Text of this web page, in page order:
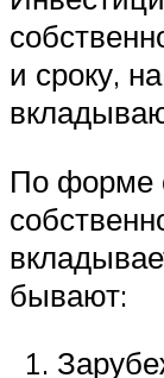
и сроку,
По форме
бывают: